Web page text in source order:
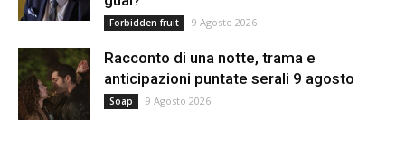
Forbidden fruit 9 Agosto 2026
Racconto di una notte, trama e
anticipazioni puntate serali 9 agosto
Soap 9 Agosto 2026